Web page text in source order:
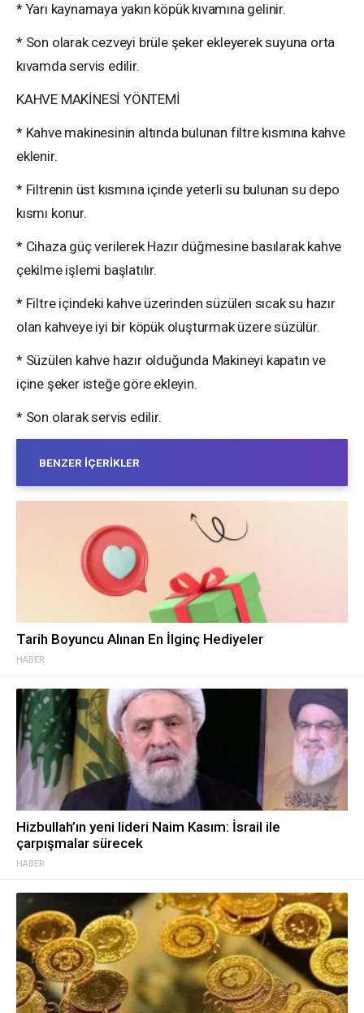
* Yarı kaynamaya yakın köpük kıvamına gelinir.
* Son olarak cezveyi brüle şeker ekleyerek suyuna orta
kıvamda servis edilir.
KAHVE MAKİNESİ YÖNTEMİ
* Kahve makinesinin altında bulunan filtre kısmına kahve
eklenir.
* Filtrenin üst kısmına içinde yeterli su bulunan su depo
kısmı konur.
* Cihaza güç verilerek Hazır düğmesine basılarak kahve
çekilme işlemi başlatılır.
* Filtre içindeki kahve üzerinden süzülen sıcak su hazır
olan kahveye iyi bir köpük oluşturmak üzere süzülür.
* Süzülen kahve hazır olduğunda Makineyi kapatın ve
içine şeker isteğe göre ekleyin.
* Son olarak servis edilir.
BENZER İÇERIKLER
HABER
Tarih Boyuncu Alınan En İlginç Hediyeler
HABER
Hizbullah’ın yeni lideri Naim Kasım: İsrail ile
çarpışmalar sürecek